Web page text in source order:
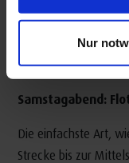
Nur
Samstagabend:
Die einfachste Art,
Strecke bis zur